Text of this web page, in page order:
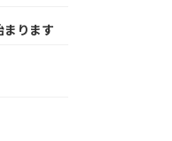
まります